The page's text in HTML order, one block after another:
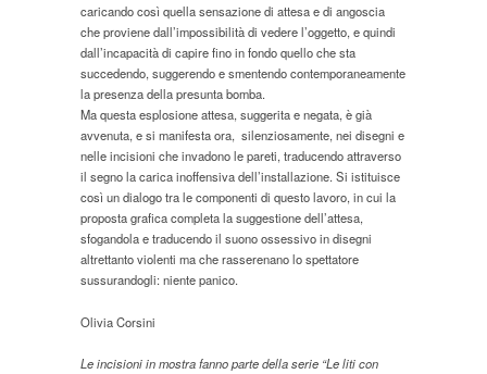
caricando così quella sensazione di attesa e di angoscia
che proviene dall’impossibilità di vedere l’oggetto, e quindi
dall’incapacità di capire fino in fondo quello che sta
succedendo, suggerendo e smentendo contemporaneamente
la presenza della presunta bomba.
Ma questa esplosione attesa, suggerita e negata, è già
avvenuta, e si manifesta ora, silenziosamente, nei disegni e
nelle incisioni che invadono le pareti, traducendo attraverso
il segno la carica inoffensiva dell’installazione. Si istituisce
così un dialogo tra le componenti di questo lavoro, in cui la
proposta grafica completa la suggestione dell’attesa,
sfogandola e traducendo il suono ossessivo in disegni
altrettanto violenti ma che rasserenano lo spettatore
sussurandogli: niente panico.
Olivia Corsini
Le incisioni in mostra fanno parte della serie “Le liti con